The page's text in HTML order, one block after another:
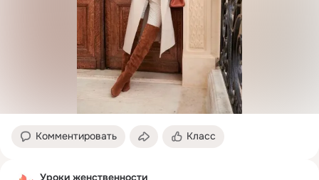
Комментировать Класс